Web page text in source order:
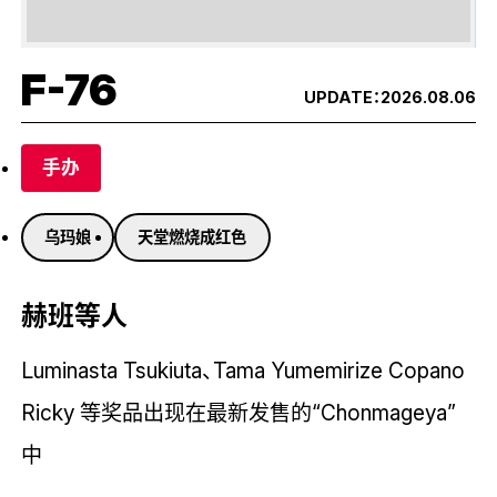
F-76 UPDATE：2026.08.06
手办
乌玛娘 天堂燃烧成红色
赫班等人
Luminasta Tsukiuta、Tama Yumemirize Copano
Ricky 等奖品出现在最新发售的“Chonmageya”
中